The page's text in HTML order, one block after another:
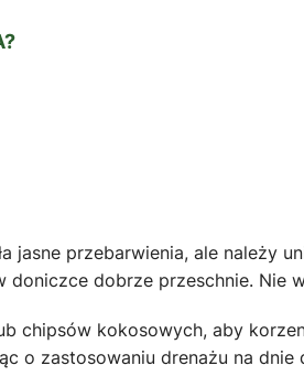
przebarwienia, ale należy
dobrze przeschnie. Nie
chipsów kokosowych, aby
o zastosowaniu drenażu na dnie